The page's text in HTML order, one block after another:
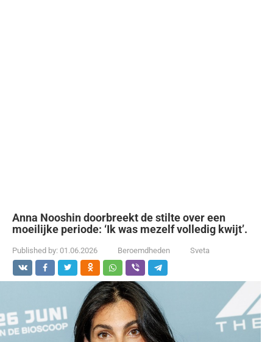
Anna Nooshin doorbreekt de stilte over een
moeilijke periode: ‘Ik was mezelf volledig kwijt’.
Published by: 01.06.2026 Beroemdheden Sveta